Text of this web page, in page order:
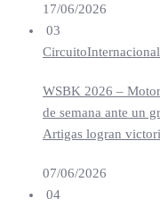
17/06/2026
03
CircuitoInternacional
WSBK 2026 –
de semana ante un
Artigas logran
07/06/2026
04